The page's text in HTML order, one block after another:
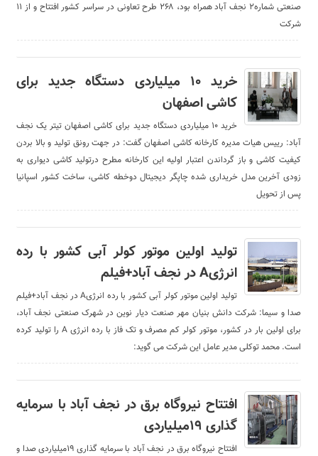
صنعتی شماره۲ نجف آباد همراه بود، ۲۶۸ طرح تعاونی در سراسر کشور افتتاح و از ۱۱
شرکت
خرید ۱۰ میلیاردی دستگاه جدید برای
کاشی اصفهان
خرید ۱۰ میلیاردی دستگاه جدید برای کاشی اصفهان تیتر یک نجف
آباد: رییس هیات مدیره کارخانه کاشی اصفهان گفت: در جهت رونق تولید و بالا بردن
کیفیت کاشی و باز گرداندن اعتبار اولیه این کارخانه مطرح درتولید کاشی دیواری به
زودی آخرین مدل خریداری شده چاپگر دیجیتال دوخطه کاشی، ساخت کشور اسپانیا
پس از تحویل
تولید اولین موتور کولر آبی کشور با رده
انرژیA در نجف آباد+فیلم
تولید اولین موتور کولر آبی کشور با رده انرژیA در نجف آباد+فیلم
صدا و سیما: شرکت دانش بنیان مهر صنعت دیار نوین در شهرک صنعتی نجف آباد،
برای اولین بار در کشور، موتور کولر کم مصرف و تک فاز با رده انرژی A را تولید کرده
است. محمد توکلی مدیر عامل این شرکت می گوید:
افتتاح نیروگاه برق در نجف آباد با سرمایه
گذاری ۱۹میلیاردی
افتتاح نیروگاه برق در نجف آباد با سرمایه گذاری ۱۹میلیاردی صدا و